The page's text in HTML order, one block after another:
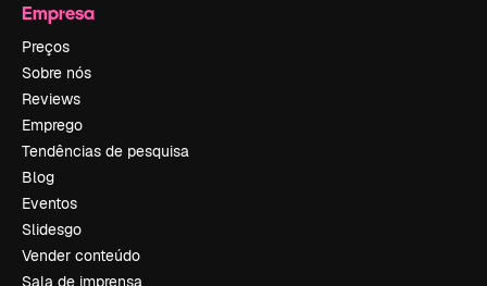
Empresa
Preços
Sobre nós
Reviews
Emprego
Tendências de pesquisa
Blog
Eventos
Slidesgo
Vender conteúdo
Sala de imprensa